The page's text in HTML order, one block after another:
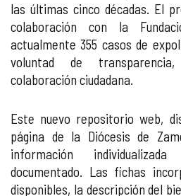
las últimas cinco décadas. El
colaboración con la
actualmente 355 casos de
voluntad de
colaboración ciudadana.
Este nuevo repositorio web,
página de la Diócesis de
información
documentado. Las fichas
disponibles, la descripción del